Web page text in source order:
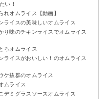
い！
れオムライス【動画】
ライスの美味しいオムライス
り味のチキンライスでオムライス
ろオムライス
ライスがおいしい！のオムライス
ケ抜群のオムライス
ムライス
デミグラスソースオムライス